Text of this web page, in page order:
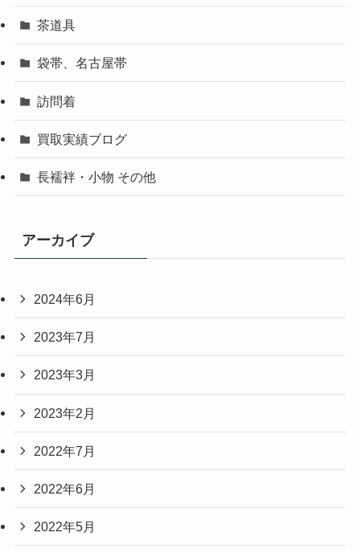
茶道具
袋帯、名古屋帯
訪問着
買取実績ブログ
長襦袢・小物 その他
アーカイブ
2024年6月
2023年7月
2023年3月
2023年2月
2022年7月
2022年6月
2022年5月